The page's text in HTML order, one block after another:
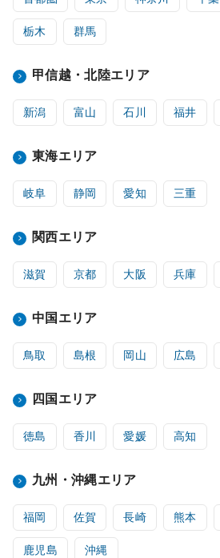
栃木 群馬
甲信越・北陸エリア
新潟 富山 石川 福井
東海エリア
岐阜 静岡 愛知 三重
関西エリア
滋賀 京都 大阪 兵庫
中国エリア
鳥取 島根 岡山 広島
四国エリア
徳島 香川 愛媛 高知
九州・沖縄エリア
福岡 佐賀 長崎 熊本
鹿児島 沖縄